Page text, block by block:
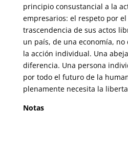
principio consustancial a la
empresarios: el respeto por
trascendencia de sus actos
un país, de una economía,
la acción individual. Una
diferencia. Una persona
por todo el futuro de la
plenamente necesita la
Notas